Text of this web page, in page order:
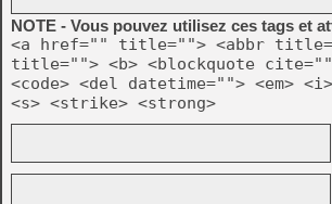
NOTE - Vous pouvez utilisez ces tags et
<a href="" title=""> <abbr
title=""> <b> <blockquote
<code> <del datetime=""> <em>
<s> <strike> <strong>